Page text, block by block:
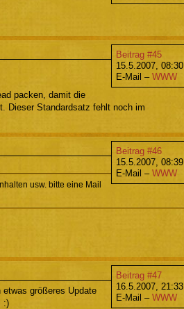
Beitrag #45
15.5.2007, 08:30
E-Mail – WWW
packen, damit die
Dieser Standardsatz fehlt noch im
Beitrag #46
15.5.2007, 08:39
E-Mail – WWW
usw. bitte eine Mail
Beitrag #47
16.5.2007, 21:33
E-Mail – WWW
größeres Update
:)